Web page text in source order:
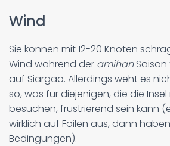
Wind
Sie können mit 12-20 Knoten
Wind während der amihanSaison
auf Siargao. Allerdings weht es
so, was für diejenigen, die die
besuchen, frustrierend sein kann
wirklich auf Foilen aus, dann
Bedingungen).